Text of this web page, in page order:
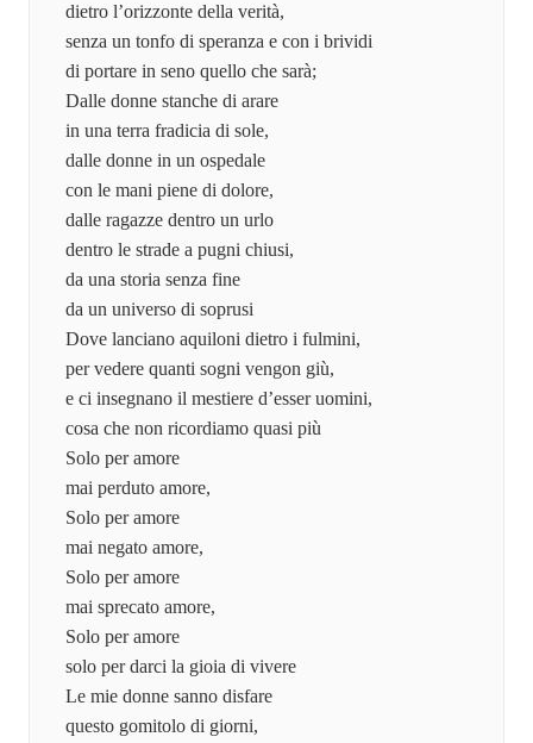
dietro l’orizzonte della verità,
senza un tonfo di speranza e con i brividi
di portare in seno quello che sarà;
Dalle donne stanche di arare
in una terra fradicia di sole,
dalle donne in un ospedale
con le mani piene di dolore,
dalle ragazze dentro un urlo
dentro le strade a pugni chiusi,
da una storia senza fine
da un universo di soprusi
Dove lanciano aquiloni dietro i fulmini,
per vedere quanti sogni vengon giù,
e ci insegnano il mestiere d’esser uomini,
cosa che non ricordiamo quasi più
Solo per amore
mai perduto amore,
Solo per amore
mai negato amore,
Solo per amore
mai sprecato amore,
Solo per amore
solo per darci la gioia di vivere
Le mie donne sanno disfare
questo gomitolo di giorni,